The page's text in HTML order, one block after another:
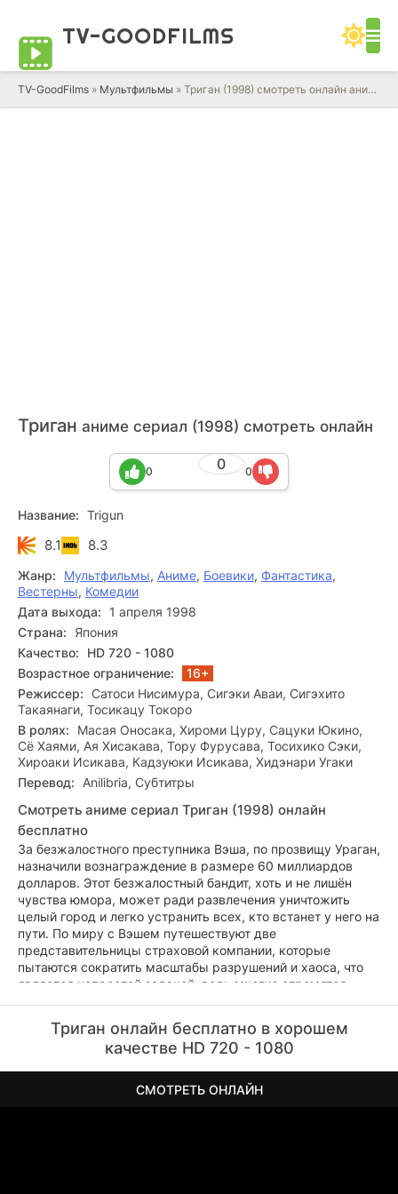
TV-GOODFILMS
TV-GoodFilms » Мультфильмы » Триган (1998) смотреть онлайн аниме сериал в HD качестве 720 - 1080 бесплатно
Триган аниме сериал (1998) смотреть онлайн
0
0 0
Название: Trigun
8.1 8.3
Жанр: Мультфильмы, Аниме, Боевики, Фантастика,
Вестерны, Комедии
Дата выхода:
1 апреля 1998
Страна:
Япония
Качество:
HD 720 - 1080
Возрастное ограничение:
16+
Режиссер: Сатоси Нисимура, Сигэки Аваи, Сигэхито
Такаянаги, Тосикацу Токоро
В ролях:
Масая Оносака, Хироми Цуру, Сацуки Юкино,
Сё Хаями, Ая Хисакава, Тору Фурусава, Тосихико Сэки,
Хироаки Исикава, Кадзуюки Исикава, Хидэнари Угаки
Перевод:
Anilibria, Субтитры
Смотреть аниме сериал Триган (1998) онлайн
бесплатно
За безжалостного преступника Вэша, по прозвищу Ураган,
назначили вознаграждение в размере 60 миллиардов
долларов. Этот безжалостный бандит, хоть и не лишён
чувства юмора, может ради развлечения уничтожить
целый город и легко устранить всех, кто встанет у него на
пути. По миру с Вэшем путешествуют две
представительницы страховой компании, которые
пытаются сократить масштабы разрушений и хаоса, что
является непростой задачей, ведь многие стремятся
Триган онлайн бесплатно в хорошем
качестве HD 720 - 1080
СМОТРЕТЬ ОНЛАЙН